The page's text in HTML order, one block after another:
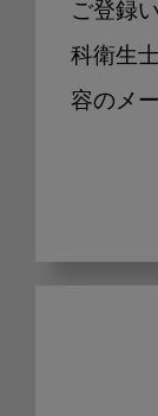
ご登録
科衛生
容のメ